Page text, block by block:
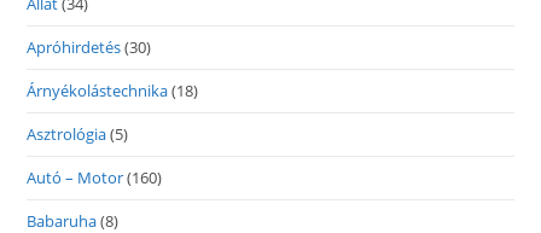
Apróhirdetés(30)
Árnyékolástechnika(18)
Asztrológia(5)
Autó – Motor(160)
Babaruha(8)